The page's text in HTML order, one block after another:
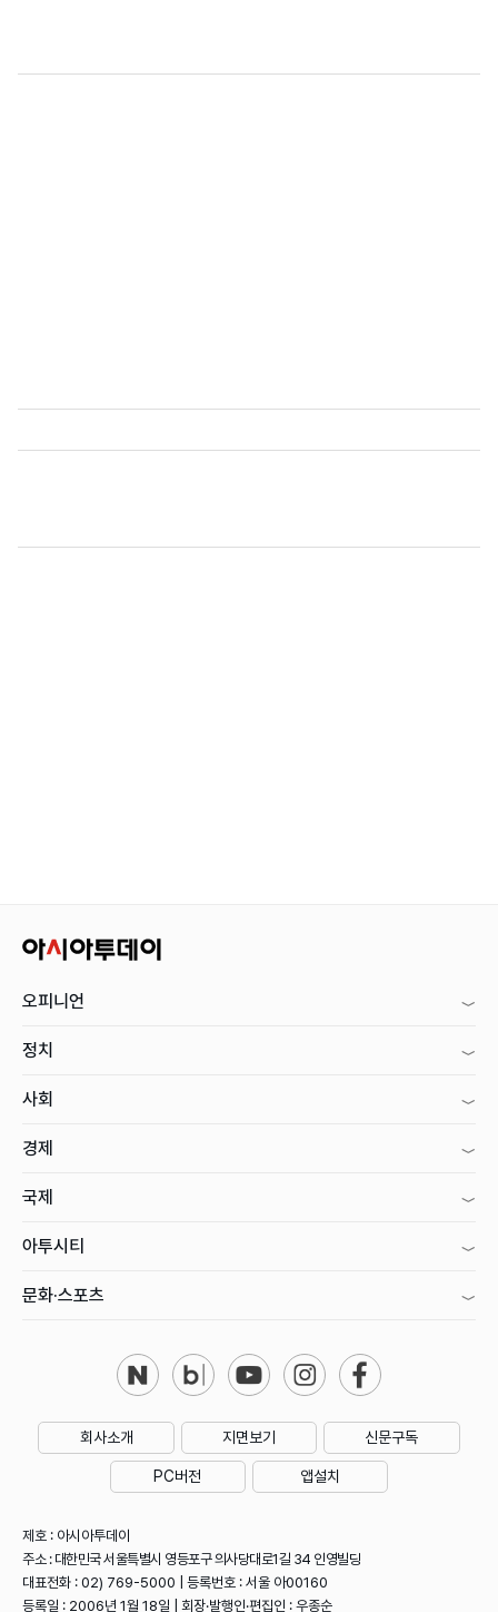
오피니언
정치
사회
경제
국제
아투시티
문화·스포츠
회사소개 지면보기 신문구독
PC버전 앱설치
제호 : 아시아투데이
주소 : 대한민국 서울특별시 영등포구 의사당대로1길 34 인영빌딩
대표전화 : 02) 769-5000 | 등록번호 : 서울 아00160
등록일 : 2006년 1월 18일 | 회장·발행인·편집인 : 우종순